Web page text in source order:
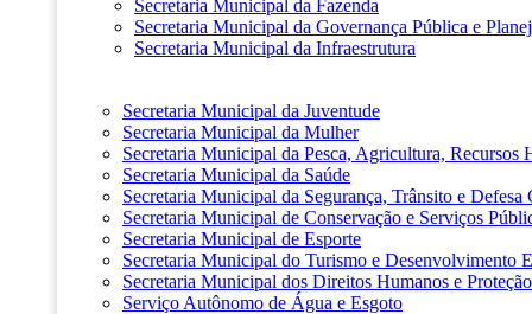
Secretaria Municipal da Fazenda
Secretaria Municipal da Governança Pública e
Secretaria Municipal da Infraestrutura
Secretaria Municipal da Juventude
Secretaria Municipal da Mulher
Secretaria Municipal da Pesca, Agricultura, Recursos
Secretaria Municipal da Saúde
Secretaria Municipal da Segurança, Trânsito e Defesa
Secretaria Municipal de Conservação e Serviços
Secretaria Municipal de Esporte
Secretaria Municipal do Turismo e Desenvolvimento
Secretaria Municipal dos Direitos Humanos e
Serviço Autônomo de Água e Esgoto